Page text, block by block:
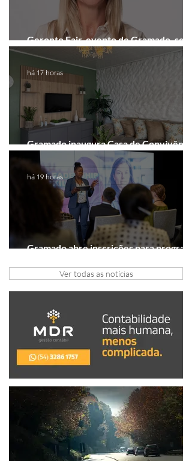
Geronto Fair, evento de Gramado, será
realizada em formato digital
Gramado inaugura Casa de Convivência
dedicada às mulheres
há 17 horas
Gramado abre inscrições para programa
há 19 horas
Ver todas as notícias